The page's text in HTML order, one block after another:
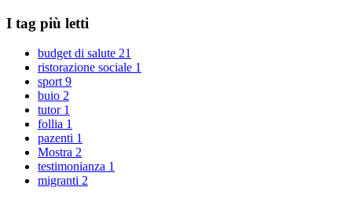
I tag più letti
budget di salute 21
ristorazione sociale 1
sport 9
buio 2
tutor 1
follia 1
pazenti 1
Mostra 2
testimonianza 1
migranti 2